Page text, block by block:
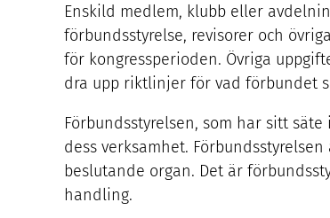
Enskild medlem, klubb eller
förbundsstyrelse, revisorer och
för kongressperioden. Övriga
dra upp riktlinjer för vad förbundet
Förbundsstyrelsen, som har sitt
dess verksamhet.
beslutande organ. Det är
handling.